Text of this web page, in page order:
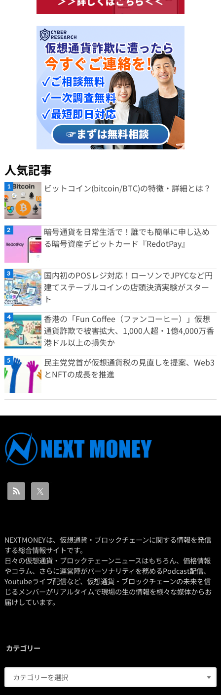
人気記事
ビットコイン(bitcoin/BTC)の特徴・詳細とは？
暗号通貨を日常生活で！誰でも簡単に申し込め
る暗号資産デビットカード『RedotPay』
国内初のPOSレジ対応！ローソンでJPYCなど円
建てステーブルコインの店頭決済実験がスター
ト
香港の「Fun Coffee（ファンコーヒー）」仮想
通貨詐欺で被害拡大、1,000人超・1億4,000万香
港ドル以上の損失か
民主党党首が仮想通貨税の見直しを提案、Web3
とNFTの成長を推進
NEXTMONEYは、仮想通貨・ブロックチェーンに関する情報を発信
する総合情報サイトです。
日々の仮想通貨・ブロックチェーンニュースはもちろん、価格情報
やコラム、さらに運営陣がパーソナリティを務めるPodcast配信、
Youtubeライブ配信など、仮想通貨・ブロックチェーンの未来を信
じるメンバーがリアルタイムで現場の生の情報を様々な媒体からお
届けしています。
カテゴリー